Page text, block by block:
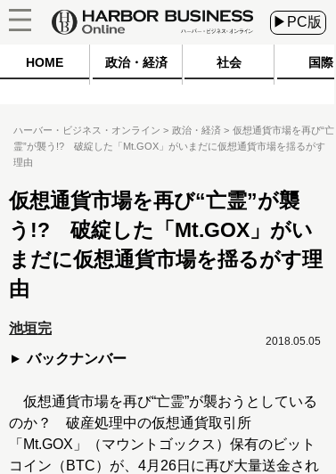
▶PC版
HOME 政治・経済 社会 国際
ハーバー・ビジネス・オンライン 政治・経済
仮想通貨市場を再び“亡
霊”が襲う!? 破綻した「Mt.GOX」がいまだに仮想通貨市場を揺るがす
理由
仮想通貨市場を再び“亡霊”が襲
う!? 破綻した「Mt.GOX」がい
まだに仮想通貨市場を揺るがす理
由
池垣完
バックナンバー
2018.05.05
仮想通貨市場を再び“亡霊”が襲おうとしている
のか？ 破産処理中の仮想通貨取引所
「Mt.GOX」（マウントゴックス）保有のビット
コイン（BTC）が、4月26日に再び大量送金され